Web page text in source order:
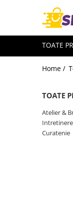
Toate Produsele
Unelte si scule
Role abrazive
Cutite si placute
TOATE
Home /
TOATE
Atelier &
Curatenie